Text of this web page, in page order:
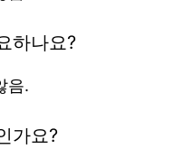
하나요?
음.
가요?